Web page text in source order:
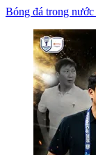
Bóng đá trong nước